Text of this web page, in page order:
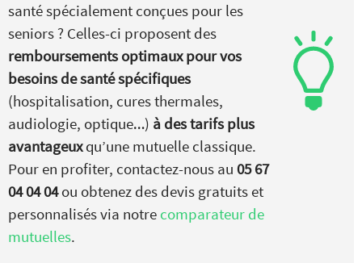
santé spécialement conçues pour les
seniors ? Celles-ci proposent des
remboursements optimaux pour vos
besoins de santé spécifiques
(hospitalisation, cures thermales,
audiologie, optique…) à des tarifs plus
avantageuxqu’une mutuelle classique.
Pour en profiter, contactez-nous au 05 67
04 04 04ou obtenez des devis gratuits et
personnalisés via notre comparateur de
mutuelles.